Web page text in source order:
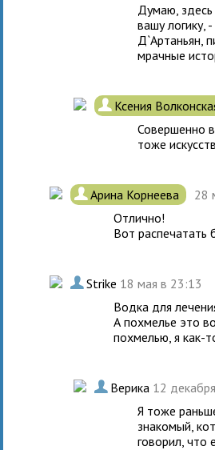
Думаю,
вашу логику,
Д`Артаньян,
мрачные
. Ксения
Совершенно
тоже
. Арина Корнеева
28
Отлично!
Вот распечатать
. Strike 18 мая в 23:13
Водка для
А похмелье это
похмелью, я как-
. Верика 12
Я тоже
знакомый,
говорил, что